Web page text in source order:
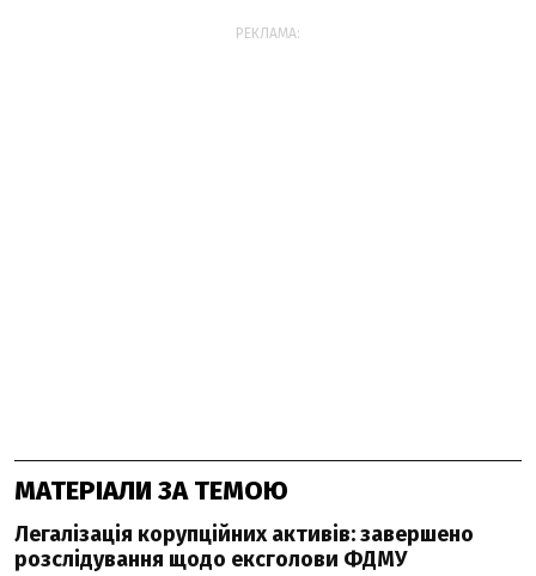
РЕКЛАМА:
МАТЕРІАЛИ ЗА ТЕМОЮ
Легалізація корупційних активів: завершено
розслідування щодо ексголови ФДМУ